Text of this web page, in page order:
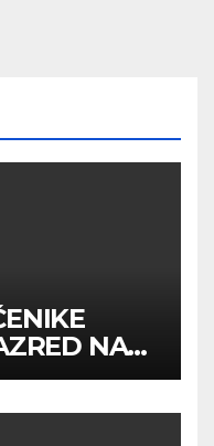
NA
ROKU